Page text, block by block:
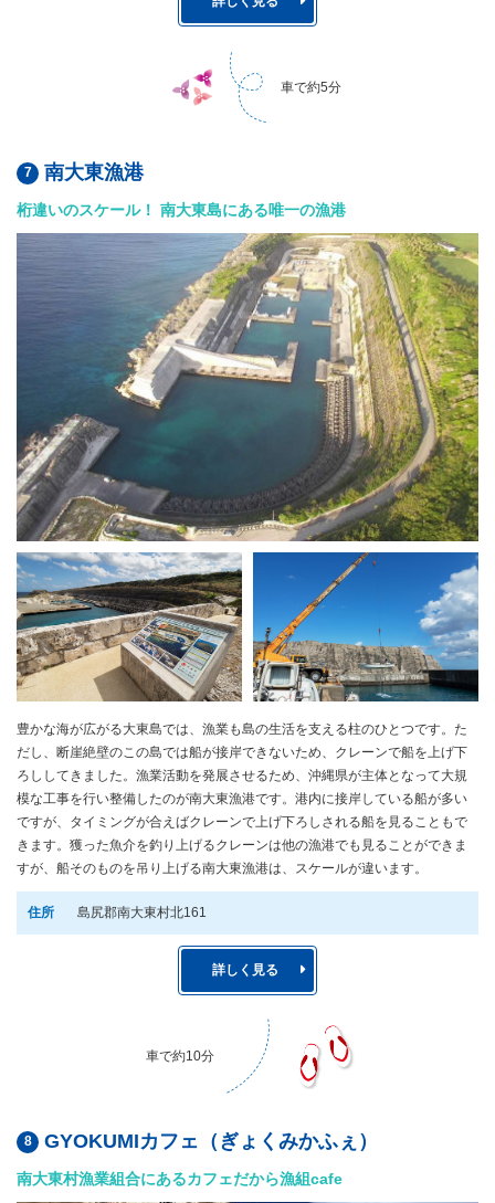
車で約5分
南大東漁港
桁違いのスケール！ 南大東島にある唯一の漁港
豊かな海が広がる大東島では、漁業も島の生活を支える柱のひとつです。た
だし、断崖絶壁のこの島では船が接岸できないため、クレーンで船を上げ下
ろししてきました。漁業活動を発展させるため、沖縄県が主体となって大規
模な工事を行い整備したのが南大東漁港です。港内に接岸している船が多い
ですが、タイミングが合えばクレーンで上げ下ろしされる船を見ることもで
きます。獲った魚介を釣り上げるクレーンは他の漁港でも見ることができま
すが、船そのものを吊り上げる南大東漁港は、スケールが違います。
住所 島尻郡南大東村北161
詳しく見る
車で約10分
GYOKUMIカフェ（ぎょくみかふぇ）
南大東村漁業組合にあるカフェだから漁組cafe